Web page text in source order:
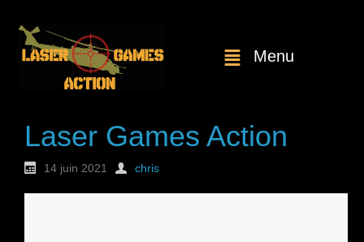
Menu
Laser Games Action
14 juin 2021 chris